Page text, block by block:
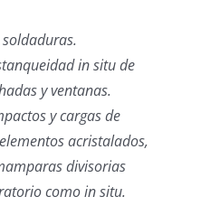
in situ de
y ventanas.
y cargas de
acristalados,
divisorias
como in situ.